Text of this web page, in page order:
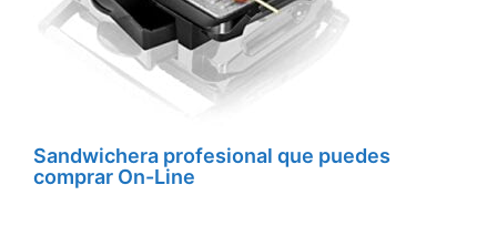
Sandwichera profesional que puedes
comprar On-Line